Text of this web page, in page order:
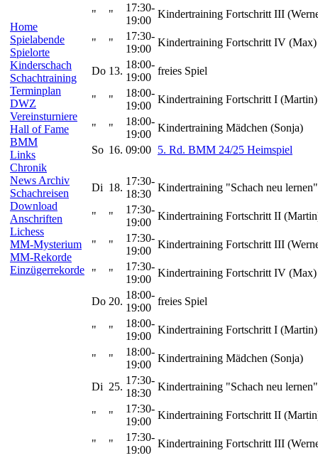
Home
Spielabende
Spielorte
Kinderschach
Schachtraining
Terminplan
DWZ
Vereinsturniere
Hall of Fame
BMM
Links
Chronik
News Archiv
Schachreisen
Download
Anschriften
Lichess
MM-Mysterium
MM-Rekorde
Einzügerrekorde
" "
17:30-
19:00
Kindertraining Fortschritt III
" "
17:30-
19:00
Kindertraining Fortschritt IV (Max)
Do 13.
18:00-
19:00
freies Spiel
" "
18:00-
19:00
Kindertraining Fortschritt I (Martin)
" "
18:00-
19:00
Kindertraining Mädchen (Sonja)
So 16. 09:00 5. Rd. BMM 24/25 Heimspiel
Di 18.
17:30-
18:30
Kindertraining "Schach neu
" "
17:30-
19:00
Kindertraining Fortschritt II
" "
17:30-
19:00
Kindertraining Fortschritt III
" "
17:30-
19:00
Kindertraining Fortschritt IV (Max)
Do 20.
18:00-
19:00
freies Spiel
" "
18:00-
19:00
Kindertraining Fortschritt I (Martin)
" "
18:00-
19:00
Kindertraining Mädchen (Sonja)
Di 25.
17:30-
18:30
Kindertraining "Schach neu
" "
17:30-
19:00
Kindertraining Fortschritt II
" "
17:30-
19:00
Kindertraining Fortschritt III